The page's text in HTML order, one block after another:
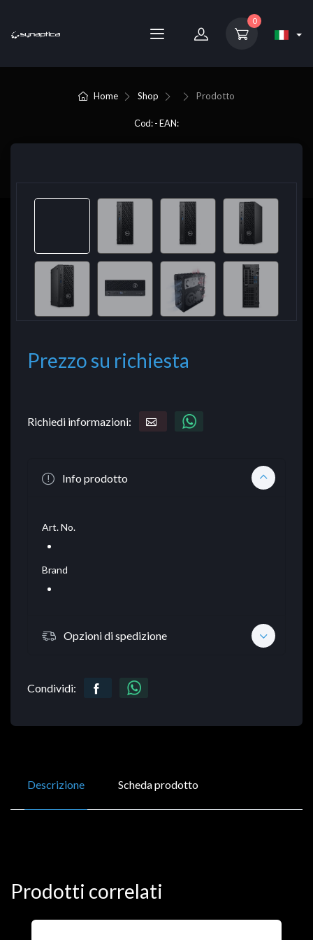
0
Home Shop Prodotto
Cod: - EAN:
Prezzo su richiesta
Richiedi informazioni:
Info prodotto
Art. No.
Brand
Opzioni di spedizione
Condividi:
Descrizione Scheda prodotto
Prodotti correlati